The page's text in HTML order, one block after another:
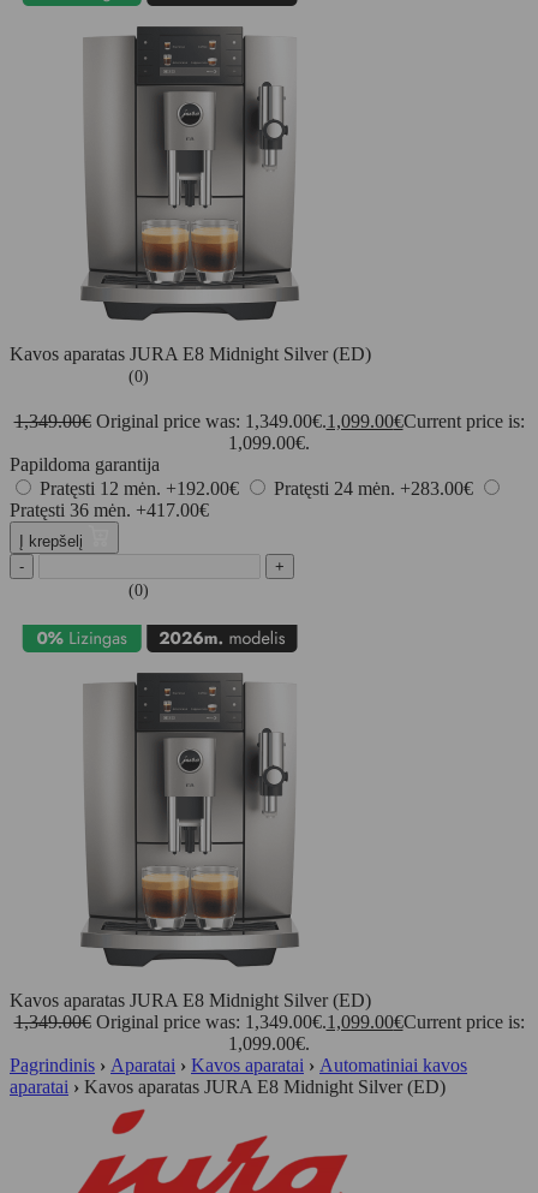
Kavos aparatas JURA E8 Midnight Silver (ED)
(0)
1,349.00€ Original price was: 1,349.00€.1,099.00€Current price is:
1,099.00€.
Papildoma garantija
Pratęsti 12 mėn. +192.00€ Pratęsti 24 mėn. +283.00€
Pratęsti 36 mėn. +417.00€
Į krepšelį
-
+
(0)
Kavos aparatas JURA E8 Midnight Silver (ED)
1,349.00€ Original price was: 1,349.00€.1,099.00€Current price is:
1,099.00€.
Pagrindinis › Aparatai › Kavos aparatai › Automatiniai kavos
aparatai › Kavos aparatas JURA E8 Midnight Silver (ED)